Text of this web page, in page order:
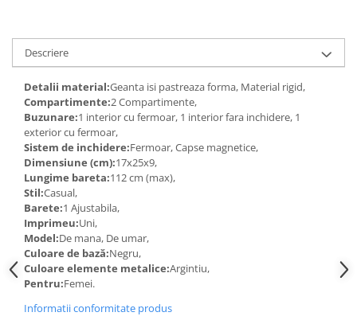
Descriere
Detalii material:Geanta isi pastreaza forma, Material rigid,
Compartimente:2 Compartimente,
Buzunare:1 interior cu fermoar, 1 interior fara inchidere, 1
exterior cu fermoar,
Sistem de inchidere:Fermoar, Capse magnetice,
Dimensiune (cm):17x25x9,
Lungime bareta:112 cm (max),
Stil:Casual,
Barete:1 Ajustabila,
Imprimeu:Uni,
Model:De mana, De umar,
Culoare de bază:Negru,
Culoare elemente metalice:Argintiu,
Pentru:Femei.
Informatii conformitate produs